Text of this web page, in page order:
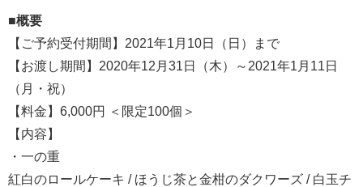
■概要
【ご予約受付期間】2021年1月10日（日）まで
【お渡し期間】2020年12月31日（木）～2021年1月11日
（月・祝）
【料金】6,000円 ＜限定100個＞
【内容】
・一の重
紅白のロールケーキ / ほうじ茶と金柑のダクワーズ / 白玉チ